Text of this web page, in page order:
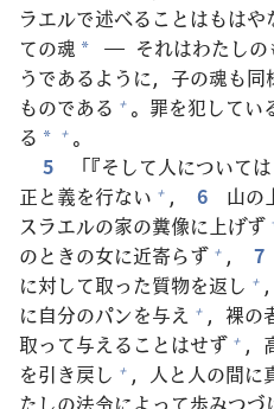
ラエルで述べることはもはや
ての魂 * ― それはわたしの
うであるように， 子の魂も同
ものである + 。 罪を犯してい
る * + 。
5
「『そして人については
正と義を行ない + ， 6 山の
スラエルの家の糞像に 上げず
のときの女に近寄らず + ， 7
に対して取った質物を返し + ，
に自分のパンを与え + ， 裸の
取って与えることはせず + ，
を引き戻し + ， 人と 人の間に
たしの法令によって歩みつづ